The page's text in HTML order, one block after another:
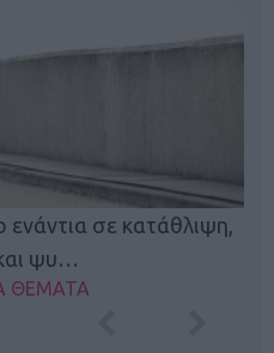
σε κατάθλιψη,
ψυ…
ΘΕΜΑΤΑ